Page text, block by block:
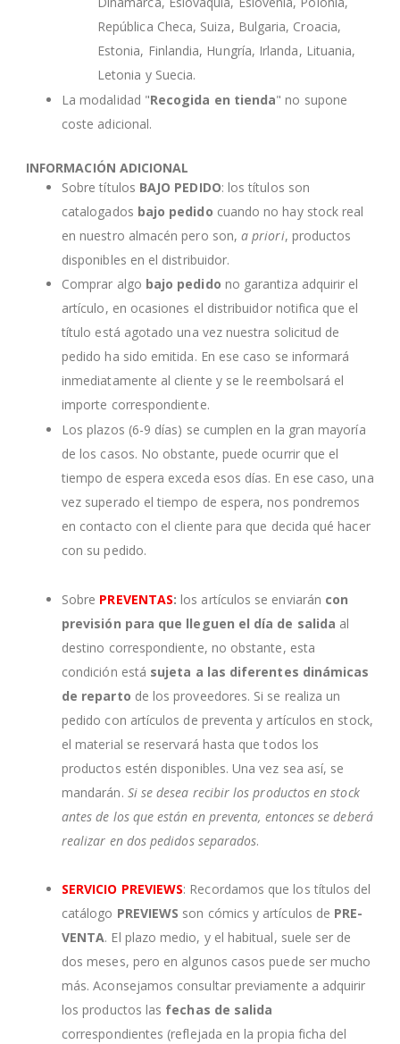
República Checa, Suiza, Bulgaria, Croacia,
Estonia, Finlandia, Hungría, Irlanda, Lituania,
Letonia y Suecia.
La modalidad "Recogida en tienda" no supone
coste adicional.
INFORMACIÓN ADICIONAL
Sobre títulos BAJO PEDIDO: los títulos son
catalogados bajo pedido cuando no hay stock real
en nuestro almacén pero son,a priori, productos
disponibles en el distribuidor.
Comprar algo bajo pedido no garantiza adquirir el
artículo, en ocasiones el distribuidor notifica que el
título está agotado una vez nuestra solicitud de
pedido ha sido emitida. En ese caso se informará
inmediatamente al cliente y se le reembolsará el
importe correspondiente.
Los plazos (6-9 días) se cumplen en la gran mayoría
de los casos. No obstante, puede ocurrir que el
tiempo de espera exceda esos días. En ese caso, una
vez superado el tiempo de espera, nos pondremos
en contacto con el cliente para que decida qué hacer
con su pedido.
Sobre PREVENTAS:los artículos se enviarán con
previsión para que lleguen el día de salida al
destino correspondiente, no obstante, esta
condición está sujeta a las diferentes dinámicas
de reparto de los proveedores. Si se realiza un
pedido con artículos de preventa y artículos en stock,
el material se reservará hasta que todos los
productos estén disponibles. Una vez sea así, se
mandarán. Si se desea recibir los productos en stock
antes de los que están en preventa, entonces se deberá
realizar en dos pedidos separados.
SERVICIO PREVIEWS: Recordamos que los títulos del
catálogo PREVIEWS son cómics y artículos de PRE-
VENTA. El plazo medio, y el habitual, suele ser de
dos meses, pero en algunos casos puede ser mucho
más. Aconsejamos consultar previamente a adquirir
los productos las fechas de salida
correspondientes (reflejada en la propia ficha del